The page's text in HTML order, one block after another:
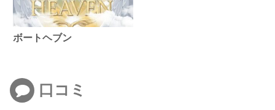
ボートヘブン
口コミ